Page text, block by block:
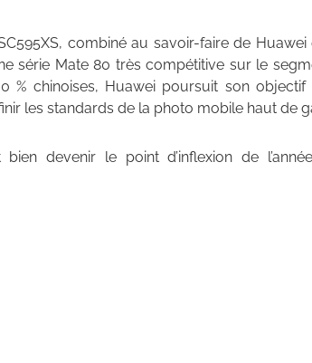
combiné au savoir-faire de
série Mate 80 très compétitive sur le
% chinoises, Huawei poursuit son
les standards de la photo mobile haut de
devenir le point d’inflexion de